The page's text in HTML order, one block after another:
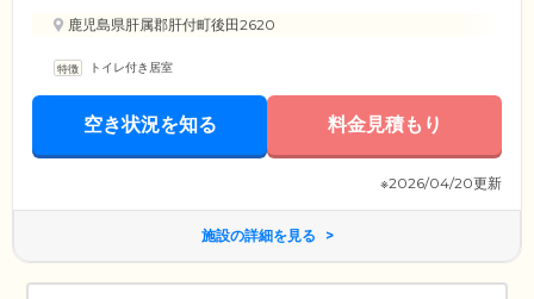
鹿児島県肝属郡肝付町後田2620
トイレ付き居室
空き状況を知る 料金見積もり
※2026/04/20更新
施設の詳細を見る